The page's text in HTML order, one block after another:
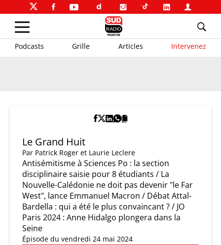
Podcasts Grille Articles Intervenez
Le Grand Huit
Par Patrick Roger et Laurie Leclere
Antisémitisme à Sciences Po : la section
disciplinaire saisie pour 8 étudiants / La
Nouvelle-Calédonie ne doit pas devenir "le Far
West", lance Emmanuel Macron / Débat Attal-
Bardella : qui a été le plus convaincant ? / JO
Paris 2024 : Anne Hidalgo plongera dans la
Seine
Épisode du vendredi 24 mai 2024